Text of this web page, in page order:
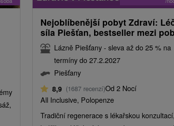
Nejoblíbenější pobyt Zdraví:
síla Piešťan, bestseller mezi
Lázně Piešťany - sleva až do 25 % na
termíny do 27.2.2027
Piešťany
8,9 (1687 recenzí)Od 2 Nocí
All Inclusive, Polopenze
Tradiční regenerace s lékařskou konzultací,